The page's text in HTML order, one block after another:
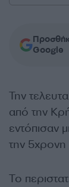
Google
Την
από την
εντόπισαν
την
Το